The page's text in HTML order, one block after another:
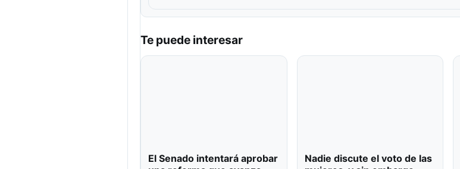
Te puede interesar
El Senado intentará aprobar
Nadie discute el voto de las